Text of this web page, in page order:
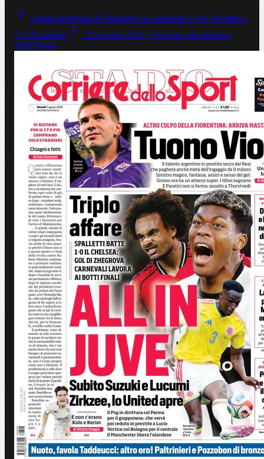
Quella promessa di Pellegrini a Gasperini: e ora l'obiettivo
è la Nazionale
"Giovani e forti", chi sono i tre obiettivi
della Roma